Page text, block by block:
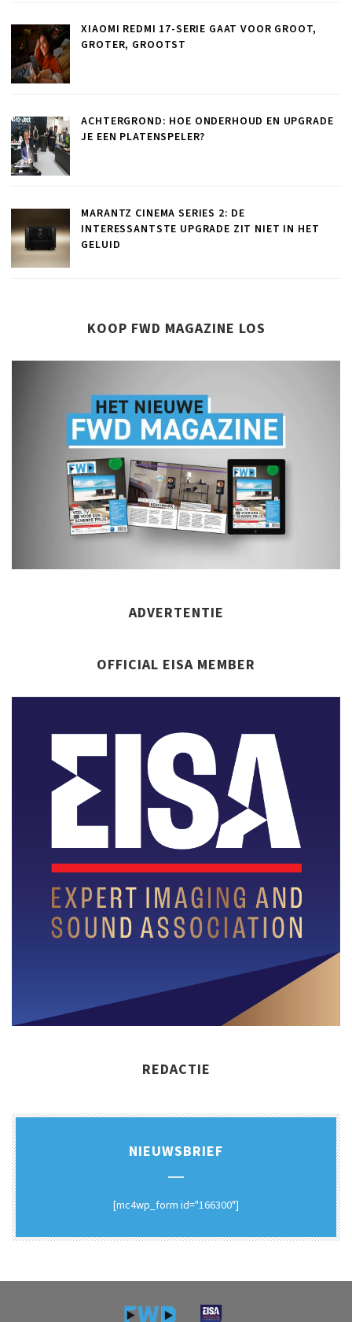
XIAOMI REDMI 17-SERIE GAAT VOOR GROOT,
GROTER, GROOTST
ACHTERGROND: HOE ONDERHOUD EN UPGRADE
JE EEN PLATENSPELER?
MARANTZ CINEMA SERIES 2: DE
INTERESSANTSTE UPGRADE ZIT NIET IN HET
GELUID
KOOP FWD MAGAZINE LOS
ADVERTENTIE
OFFICIAL EISA MEMBER
REDACTIE
NIEUWSBRIEF
[mc4wp_form id="166300"]